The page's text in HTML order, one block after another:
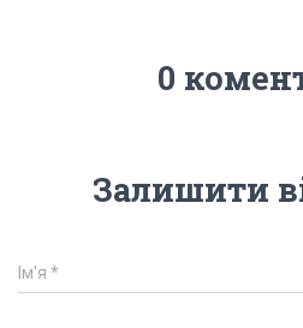
0
Залишити
Ім'я *